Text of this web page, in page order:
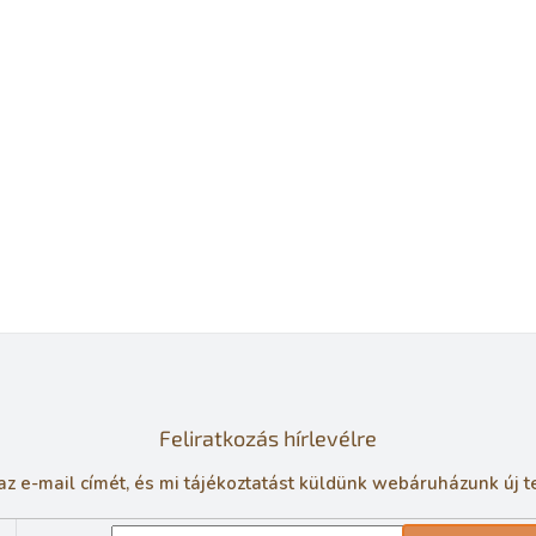
Feliratkozás hírlevélre
e-mail címét, és mi tájékoztatást küldünk webáruházunk új